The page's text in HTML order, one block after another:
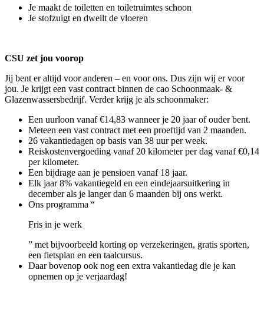
Je maakt de toiletten en toiletruimtes schoon
Je stofzuigt en dweilt de vloeren
CSU zet jou voorop
Jij bent er altijd voor anderen – en voor ons. Dus zijn wij er voor
jou. Je krijgt een vast contract binnen de cao Schoonmaak- &
Glazenwassersbedrijf. Verder krijg je als schoonmaker:
Een uurloon vanaf €14,83 wanneer je 20 jaar of ouder bent.
Meteen een vast contract met een proeftijd van 2 maanden.
26 vakantiedagen op basis van 38 uur per week.
Reiskostenvergoeding vanaf 20 kilometer per dag vanaf €0,14
per kilometer.
Een bijdrage aan je pensioen vanaf 18 jaar.
Elk jaar 8% vakantiegeld en een eindejaarsuitkering in
december als je langer dan 6 maanden bij ons werkt.
Ons programma “
Fris in je werk
” met bijvoorbeeld korting op verzekeringen, gratis sporten,
een fietsplan en een taalcursus.
Daar bovenop ook nog een extra vakantiedag die je kan
opnemen op je verjaardag!